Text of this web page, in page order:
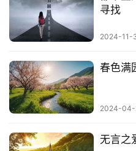
亲不言疏，忍焉。疏不言亲，
贵贱之别，势也。用势者贵，
势不凌民，民畏其廉。势不
畏其情。
下不敬上，上必失焉。上不
寻找
2024-11-
春色满
2024-04-
无言之